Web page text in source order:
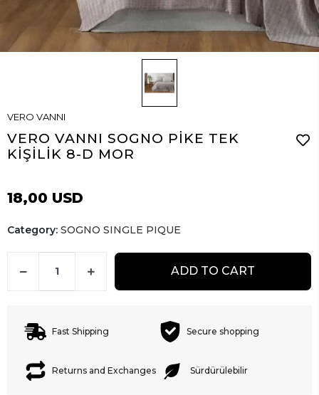
VERO VANNI
VERO VANNI SOGNO PİKE TEK
KİŞİLİK 8-D MOR
18,00 USD
Category: SOGNO SINGLE PIQUE
ADD TO CART
Fast Shipping Secure shopping
Returns and Exchanges Sürdürülebilir